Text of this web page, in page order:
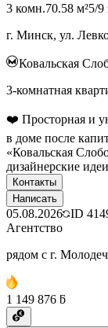
3 комн.70.58 м²5/9
г. Минск, ул.
Ковальская
3-комнатная
❤️ Просторная и
в доме после
«Ковальская
дизайнерские
Контакты
Написать
05.08.2026 ID
Агентство
рядом с г.
1 149 876 ƃ